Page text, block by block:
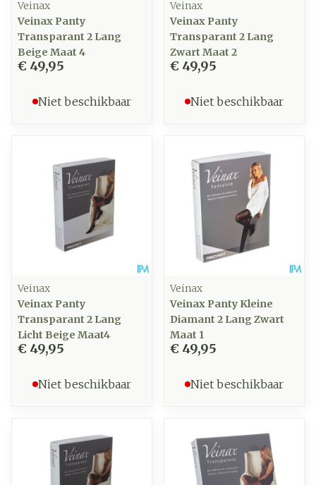
Veinax
Veinax Panty
Transparant 2 Lang
Beige Maat 4
€ 49,95
Niet beschikbaar
Veinax
Veinax Panty
Transparant 2 Lang
Zwart Maat 2
€ 49,95
Niet beschikbaar
Veinax
Veinax Panty
Transparant 2 Lang
Licht Beige Maat4
€ 49,95
Niet beschikbaar
Veinax
Veinax Panty Kleine
Diamant 2 Lang Zwart
Maat 1
€ 49,95
Niet beschikbaar